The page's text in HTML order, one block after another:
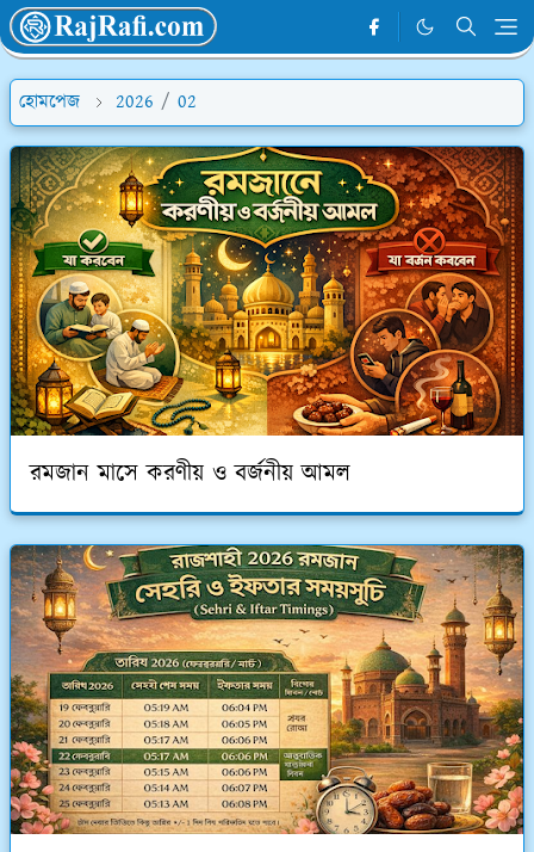
হোমপেজ 2026 / 02
রমজান মাসে করণীয় ও বর্জনীয় আমল